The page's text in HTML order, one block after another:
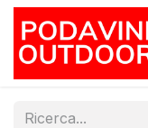
Passa al contenuto